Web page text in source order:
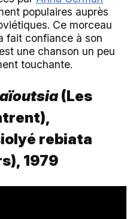
populaires auprès
Ce morceau
fait confiance à son
une chanson un peu
touchante.
(Les
rebiata
1979